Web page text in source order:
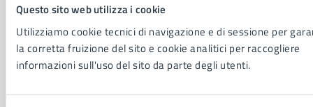
Questo sito web utilizza i cookie
Utilizziamo cookie tecnici di navigazione e di sessione per
la corretta fruizione del sito e cookie analitici per raccogliere
informazioni sull'uso del sito da parte degli utenti.
CATEGORIE DI SERVIZIO
Ambiente